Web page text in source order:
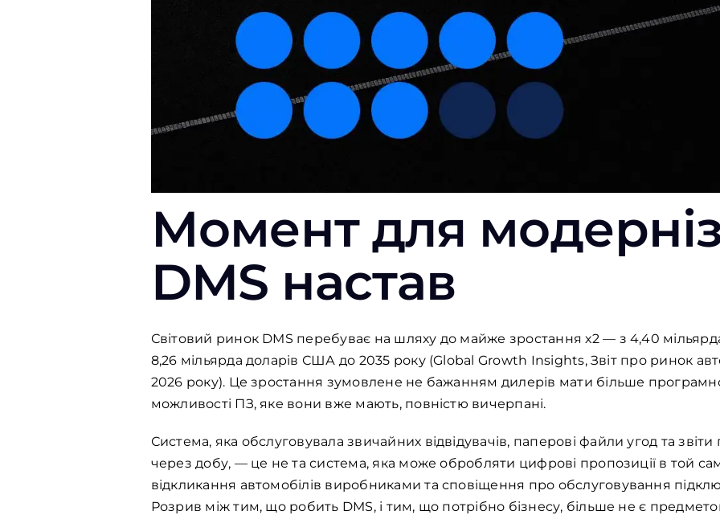
Момент для
DMS настав
Світовий ринок DMS перебуває на шляху до майже зростання х2 — з 4,40
8,26 мільярда доларів США до 2035 року (Global Growth Insights, Звіт про ринок
2026 року). Це зростання зумовлене не бажанням дилерів мати більше
можливості ПЗ, яке вони вже мають, повністю вичерпані.
Система, яка обслуговувала звичайних відвідувачів, паперові файли угод та
через добу, — це не та система, яка може обробляти цифрові пропозиції в той
відкликання автомобілів виробниками та сповіщення про обслуговування
Розрив між тим, що робить DMS, і тим, що потрібно бізнесу, більше не є